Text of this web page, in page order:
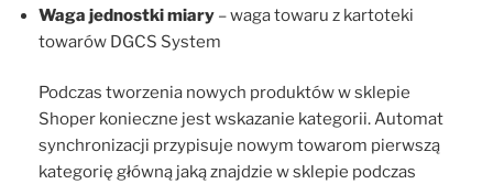
Waga jednostki miary – waga towaru z kartoteki
towarów DGCS System
Podczas tworzenia nowych produktów w sklepie
Shoper konieczne jest wskazanie kategorii. Automat
synchronizacji przypisuje nowym towarom pierwszą
kategorię główną jaką znajdzie w sklepie podczas